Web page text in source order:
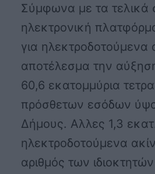
Σύμφωνα με τα τελικά
ηλεκτρονική
για ηλεκτροδοτούμενα
αποτέλεσμα την
60,6 εκατομμύρια
πρόσθετων εσόδων
Δήμους. Αλλες 1,3
ηλεκτροδοτούμενα
αριθμός των